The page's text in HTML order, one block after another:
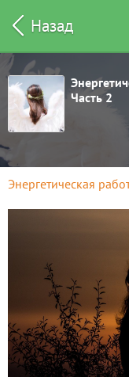
Назад
Часть 2
Энергетическая